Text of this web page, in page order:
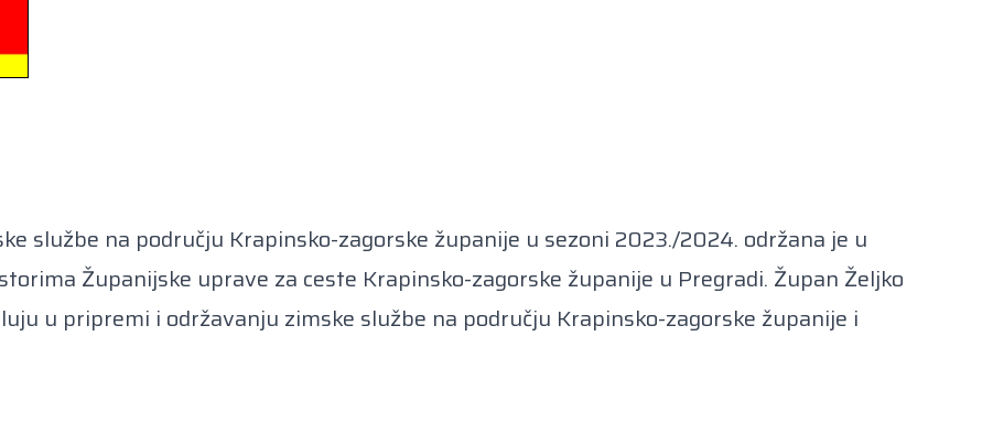
službe na području Krapinsko-zagorske županije u sezoni 2023./2024. održana je u
Županijske uprave za ceste Krapinsko-zagorske županije u Pregradi. Župan Željko
u pripremi i održavanju zimske službe na području Krapinsko-zagorske županije i